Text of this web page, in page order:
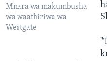
Mnara wa makumbusha
wa waathiriwa wa
Westgate